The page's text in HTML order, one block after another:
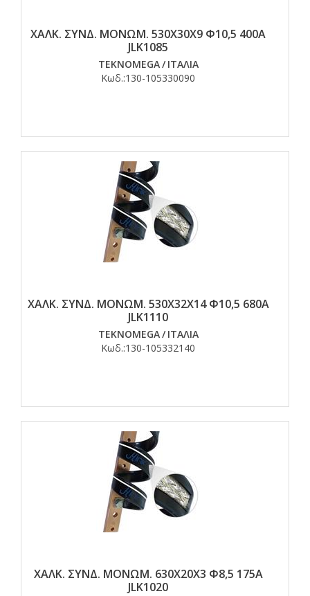
ΧΑΛΚ. ΣΥΝΔ. ΜΟΝΩΜ. 530Χ30Χ9 Φ10,5 400Α
JLK1085
TEKNOMEGA/ ΙΤΑΛΙΑ
Κωδ.:130-105330090
ΧΑΛΚ. ΣΥΝΔ. ΜΟΝΩΜ. 530Χ32Χ14 Φ10,5 680Α
JLK1110
TEKNOMEGA/ ΙΤΑΛΙΑ
Κωδ.:130-105332140
ΧΑΛΚ. ΣΥΝΔ. ΜΟΝΩΜ. 630Χ20Χ3 Φ8,5 175Α
JLK1020